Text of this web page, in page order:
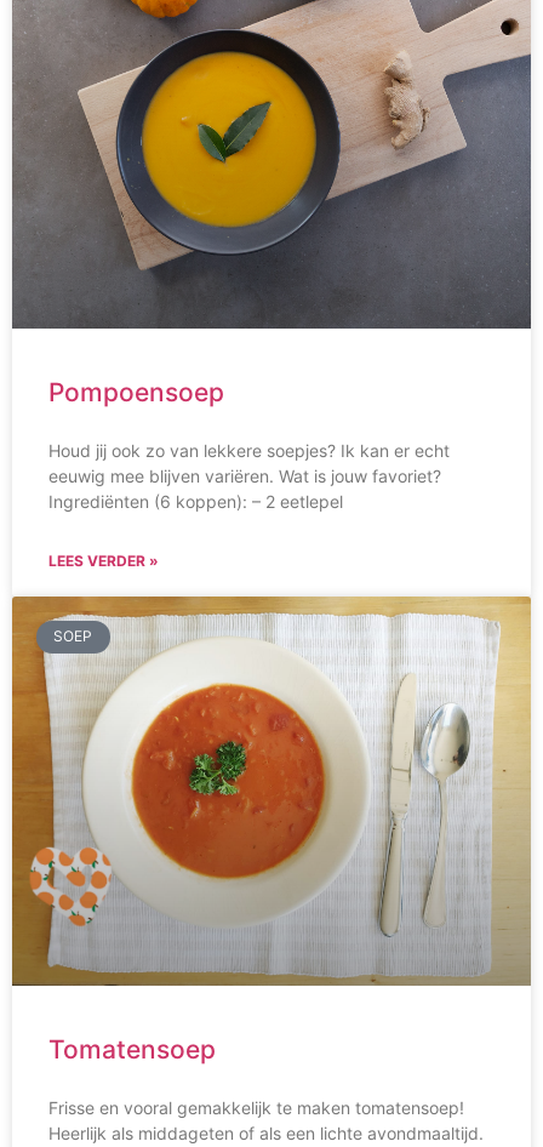
Pompoensoep
Houd jij ook zo van lekkere soepjes? Ik kan er echt
eeuwig mee blijven variëren. Wat is jouw favoriet?
Ingrediënten (6 koppen): – 2 eetlepel
LEES VERDER »
SOEP
Tomatensoep
Frisse en vooral gemakkelijk te maken tomatensoep!
Heerlijk als middageten of als een lichte avondmaaltijd.